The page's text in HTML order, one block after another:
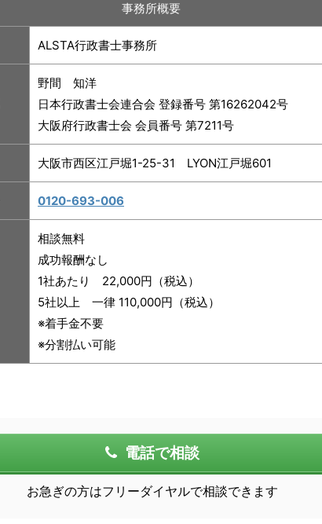
事務所概要
ALSTA行政書士事務所
野間 知洋
日本行政書士会連合会 登録番号 第16262042号
大阪府行政書士会 会員番号 第7211号
大阪市西区江戸堀1-25-31 LYON江戸堀601
0120-693-006
相談無料
成功報酬なし
1社あたり 22,000円（税込）
5社以上 一律 110,000円（税込）
※着手金不要
※分割払い可能
電話で相談
お急ぎの方はフリーダイヤルで相談できます